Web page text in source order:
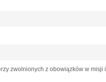
zwolnionych z obowiązków w misji i